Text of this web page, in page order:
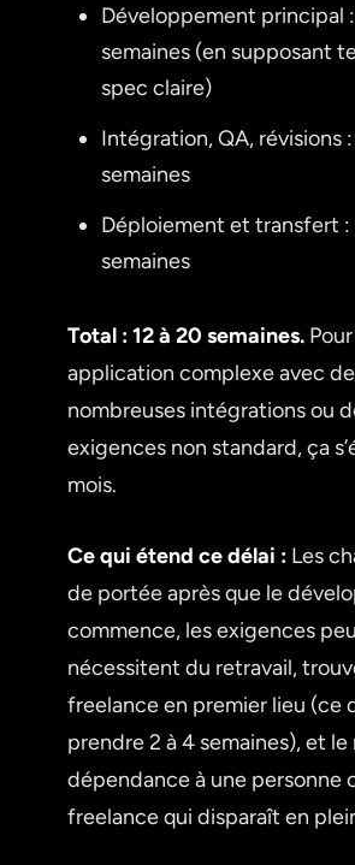
Développement principal :
semaines (en supposant
spec claire)
Intégration, QA, révisions :
semaines
Déploiement et transfert :
semaines
Total : 12 à 20 semaines.
application complexe avec de
nombreuses intégrations ou
exigences non standard, ça
mois.
Ce qui étend ce délai : Les
de portée après que le
commence, les exigences
nécessitent du retravail,
freelance en premier lieu (ce
prendre 2 à 4 semaines), et le
dépendance à une personne
freelance qui disparaît en